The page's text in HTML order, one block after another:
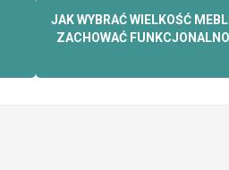
JAK WYBRAĆ WIELKOŚĆ
ZACHOWAĆ